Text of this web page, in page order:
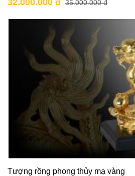
35.000.000 đ
Tượng rồng phong thủy mạ vàng